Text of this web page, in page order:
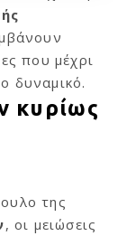
που μέχρι
δυναμικό.
κυρίως
της
, οι μειώσεις